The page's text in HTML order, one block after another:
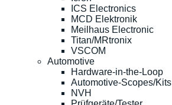
ICS Electronics
MCD Elektronik
Meilhaus Electronic
Titan/MRtronix
VSCOM
Automotive
Hardware-in-the-Loop
Automotive-Scopes/Kits
NVH